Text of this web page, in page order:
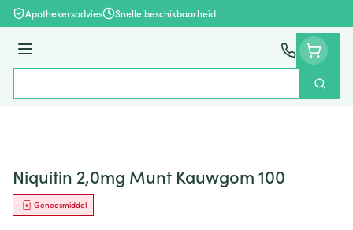
Ga naar de inhoud
Apothekersadvies Snelle beschikbaarheid
Menu
Zoek
Niquitin 2,0mg Munt Kauwgom 100
Geneesmiddel